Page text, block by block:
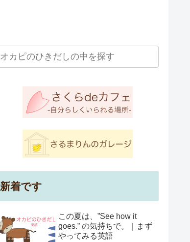
新着です
この夏は、”See how it
goes.” の気持ちで。｜まず
やってみる英語